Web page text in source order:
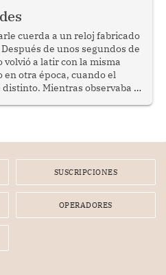
de fortalecer las políticas
mayores en pobreza.
cuerda a un reloj fabricado
de unos segundos de
a latir con la misma
en otra época, cuando el
Mientras observaba el
SUSCRIPCIONES
OPERADORES